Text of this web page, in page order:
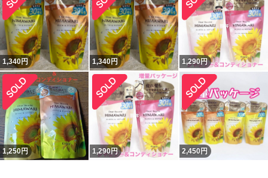
1,340円 1,340円 1,290円
1,250円 1,290円 2,450 円